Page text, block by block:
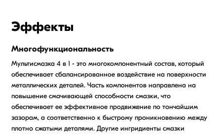
Эффекты
Многофункциональность
Мультисмазка 4 в 1 - это многокомпонентный состав, который
обеспечивает сбалансированное воздействие на поверхности
металлических деталей. Часть компонентов направлена на
повышение смачивающей способности смазки, что
обеспечивает ее эффективное продвижение по тончайшим
зазорам, а соответственно к быстрому проникновению между
плотно сжатыми деталями. Другие ингридиенты смазки